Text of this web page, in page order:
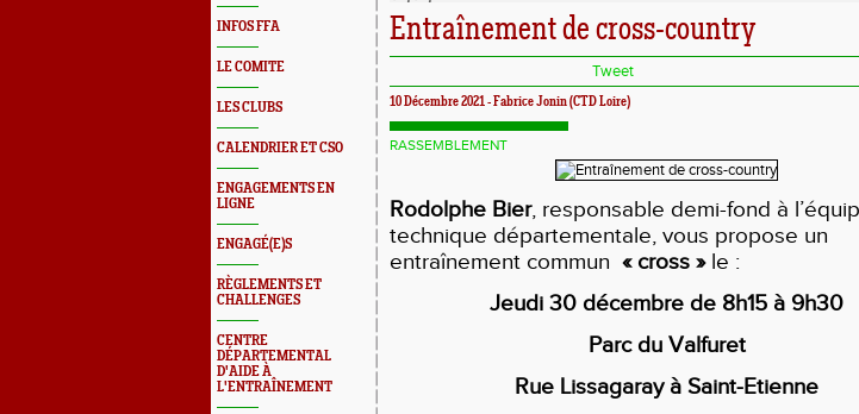
INFOS FFA
LE COMITE
LES CLUBS
CALENDRIER ET CSO
ENGAGEMENTS EN
LIGNE
ENGAGÉ(E)S
RÈGLEMENTS ET
CHALLENGES
CENTRE
DÉPARTEMENTAL
D'AIDE À
L'ENTRAÎNEMENT
Entraînement de cross-country
Tweet
10 Décembre 2021 - Fabrice Jonin (CTD Loire)
RASSEMBLEMENT
Rodolphe Bier, responsable demi-fond à
technique départementale, vous propose un
entraînement commun « cross »le :
Jeudi 30 décembre de 8h15 à 9h30
Parc du Valfuret
Rue Lissagaray à Saint-Etienne